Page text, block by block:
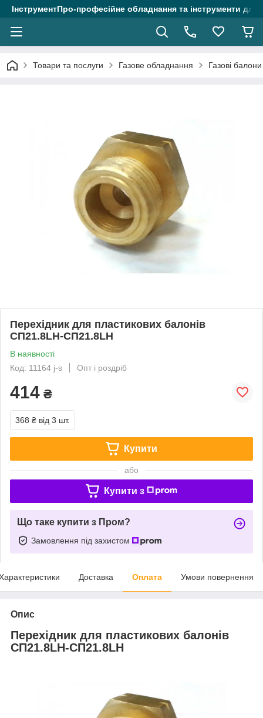
ІнструментПро-професійне обладнання та інструменти для
Товари та послуги Газове обладнання Газові
Перехідник для пластикових балонів
СП21.8LH-СП21.8LH
В наявності
Код: 11164 j-s
Опт і роздріб
414 ₴
368 ₴ від 3 шт.
Купити
або
Купити з
Що таке купити з Пром?
Замовлення під захистом
Доставка Оплата Умови повернення
Опис
Перехідник для пластикових балонів
СП21.8LH-СП21.8LH